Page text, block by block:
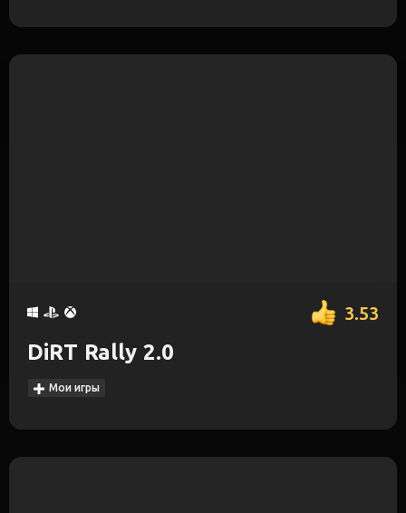
3.53
DiRT Rally 2.0
Мои игры